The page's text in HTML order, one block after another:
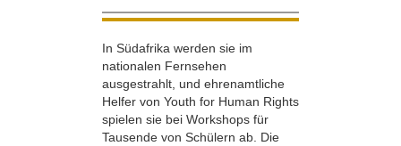
In Südafrika werden sie im
nationalen Fernsehen
ausgestrahlt, und ehrenamtliche
Helfer von Youth for Human Rights
spielen sie bei Workshops für
Tausende von Schülern ab. Die